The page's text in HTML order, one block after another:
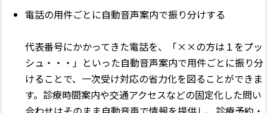
電話の用件ごとに自動音声案内で振り分けする
代表番号にかかってきた電話を、「××の方は１をプッ
シュ・・・」といった自動音声案内で用件ごとに振り分
けることで、一次受け対応の省力化を図ることができま
す。診療時間案内や交通アクセスなどの固定化した問い